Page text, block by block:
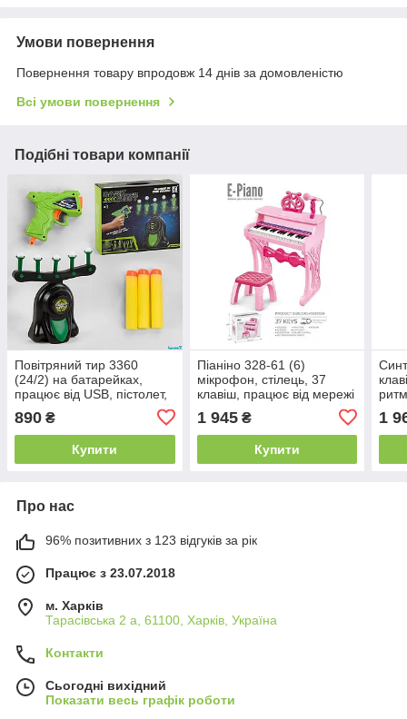
Умови повернення
Повернення товару впродовж 14 днів за домовленістю
Всі умови повернення
Подібні товари компанії
Повітряний тир 3360
(24/2) на батарейках,
працює від USB, пістолет,
коробці
890 ₴
Купити
Піаніно 328-61 (6)
мікрофон, стілець, 37
клавіш, працює від мережі
мелодії, 2 AUX-роз'єми,
AUX-кабель,
1 945₴
Купити
1
Про нас
96% позитивних з 123 відгуків за рік
Працює з 23.07.2018
м. Харків
Тарасівська 2 а, 61100, Харків, Україна
Контакти
Сьогодні вихідний
Показати весь графік роботи